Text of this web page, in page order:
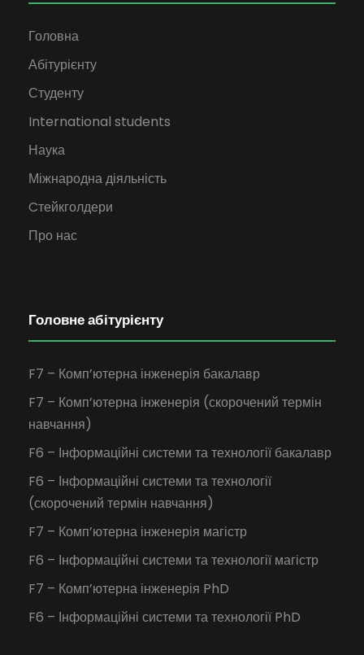
Головна
Абітурієнту
Студенту
International students
Наука
Міжнародна діяльність
Cтейкголдери
Про нас
Головне абітурієнту
F7 – Комп’ютерна інженерія бакалавр
F7 – Комп’ютерна інженерія (скорочений термін
навчання)
F6 – Інформаційні системи та технології бакалавр
F6 – Інформаційні системи та технології
(скорочений термін навчання)
F7 – Комп’ютерна інженерія магістр
F6 – Інформаційні системи та технології магістр
F7 – Комп’ютерна інженерія PhD
F6 – Інформаційні системи та технології PhD